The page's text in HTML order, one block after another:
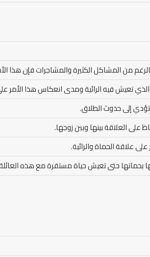
من المشاكل الكثيرة والمشاجرات فإن هذا
تعيش فيه الرائية ومدى انعكاس هذا الأمر
إلى حدوث الطلاق.
على العلاقة بينها وبين زوجها.
علاقة الحماة والرائية.
بحماتها حتى تعيش حياة مستقرة مع هذه